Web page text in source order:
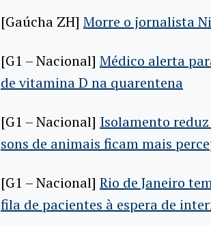
[Gaúcha ZH] Morre o jornalista
[G1 – Nacional] Médico alerta
de vitamina D na quarentena
[G1 – Nacional] Isolamento
sons de animais ficam mais
[G1 – Nacional] Rio de Janeiro
fila de pacientes à espera de